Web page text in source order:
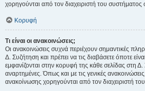
χορηγούνται από τον διαχειριστή του
Κορυφή
Τι είναι οι ανακοινώσεις;
Οι ανακοινώσεις συχνά περιέχουν σημαντικές
Δ. Συζήτηση και πρέπει να τις διαβάσετε όποτε
εμφανίζονται στην κορυφή της κάθε σελίδας στη Δ.
αναρτημένες. Όπως και με τις γενικές
ανακοίνωσης χορηγούνται από τον διαχειριστή